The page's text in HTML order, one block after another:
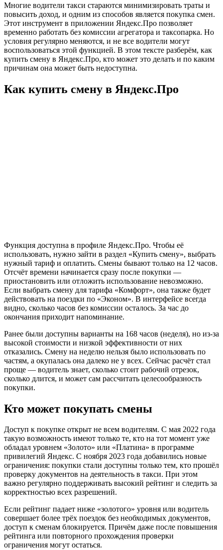
Многие водители такси стараются минимизировать траты и
повысить доход, и одним из способов является покупка смен.
Этот инструмент в приложении Яндекс.Про позволяет
временно работать без комиссии агрегатора и таксопарка. Но
условия регулярно меняются, и не все водители могут
воспользоваться этой функцией. В этом тексте разберём, как
купить смену в Яндекс.Про, кто может это делать и по каким
причинам она может быть недоступна.
Как купить смену в Яндекс.Про
Функция доступна в профиле Яндекс.Про. Чтобы её
использовать, нужно зайти в раздел «Купить смену», выбрать
нужный тариф и оплатить. Смены бывают только на 12 часов.
Отсчёт времени начинается сразу после покупки —
приостановить или отложить использование невозможно.
Если выбрать смену для тарифа «Комфорт», она также будет
действовать на поездки по «Эконом». В интерфейсе всегда
видно, сколько часов без комиссии осталось. За час до
окончания приходит напоминание.
Ранее были доступны варианты на 168 часов (неделя), но из-за
высокой стоимости и низкой эффективности от них
отказались. Смену на неделю нельзя было использовать по
частям, а окупалась она далеко не у всех. Сейчас расчёт стал
проще — водитель знает, сколько стоит рабочий отрезок,
сколько длится, и может сам рассчитать целесообразность
покупки.
Кто может покупать смены
Доступ к покупке открыт не всем водителям. С мая 2022 года
такую возможность имеют только те, кто на тот момент уже
обладал уровнем «Золото» или «Платина» в программе
привилегий Яндекс. С ноября 2023 года добавились новые
ограничения: покупки стали доступны только тем, кто прошёл
проверку документов на деятельность в такси. При этом
важно регулярно поддерживать высокий рейтинг и следить за
корректностью всех разрешений.
Если рейтинг падает ниже «золотого» уровня или водитель
совершает более трёх поездок без необходимых документов,
доступ к сменам блокируется. Причём даже после повышения
рейтинга или повторного прохождения проверки
ограничения могут остаться.